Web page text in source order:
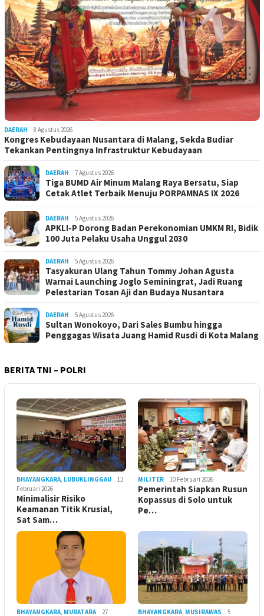
DAERAH 8 Agustus 2026
Kongres Kebudayaan Nusantara di Malang, Sekda Budiar
Tekankan Pentingnya Infrastruktur Kebudayaan
DAERAH 7 Agustus 2026
Tiga BUMD Air Minum Malang Raya Bersatu, Siap
Cetak Atlet Terbaik Menuju PORPAMNAS IX 2026
DAERAH 5 Agustus 2026
APKLI-P Dorong Badan Perekonomian UMKM RI, Bidik
100 Juta Pelaku Usaha Unggul 2030
DAERAH 5 Agustus 2026
Tasyakuran Ulang Tahun Tommy Johan Agusta
Warnai Launching Joglo Seminingrat, Jadi Ruang
Pelestarian Tosan Aji dan Budaya Nusantara
DAERAH 5 Agustus 2026
Sultan Wonokoyo, Dari Sales Bumbu hingga
Penggagas Wisata Juang Hamid Rusdi di Kota Malang
BERITA TNI – POLRI
BHAYANGKARA, LUBUKLINGGAU
12
Februari 2026
Minimalisir Risiko
Keamanan Titik Krusial,
Sat Sam…
MILITER 10 Februari 2026
Pemerintah Siapkan Rusun
Kopassus di Solo untuk
Pe…
BHAYANGKARA, MURATARA
27
BHAYANGKARA, MUSIRAWAS
5